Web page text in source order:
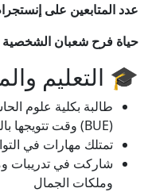
عدد المتابعين على
حياة فرح شعبان
🎓 التعليم
طالبة بكلية علوم
(BUE) وقت تتويجها باللقب
تمتلك مهارات في
شاركت في تدريبات
وملكات الجمال